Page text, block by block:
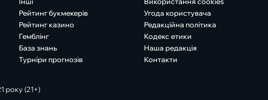
Рейтинг букмекерів
Рейтинг казино
Гемблінг
База знань
Турніри прогнозів
Угода користувача
Редакційна політика
Кодекс етики
Наша редакція
Контакти
року (21+)